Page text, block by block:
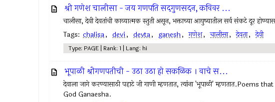
श्री गणेश चालीसा - जय गणपति सदगुणसदन, कविवर ...
चालीसा, देवी देवतांची काव्यात्मक स्तुती असून, भक्ताच्या आयुष्यातील सर्व संकटे दूर
Tags: chalisa, devi, devta, ganesh, गणेश, चालीसा, देवता, देवी
Type: PAGE | Rank: 1 | Lang: hi
भूपाळी श्रीगणपतीची - उठा उठा हो सकळिक । वाचे स...
देवाला जागे करण्यासाठी पहाटे जी गाणी म्हणतात, त्यांना 'भूपाळी'
God Ganaesha.